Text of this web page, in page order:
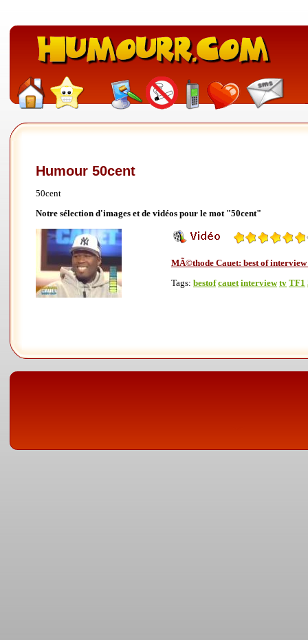
Humour 50cent
50cent
Notre sélection d'images et de vidéos pour le mot "50cent"
MÃ©thode Cauet: best of interview
Tags: bestof cauet interview tv TF1